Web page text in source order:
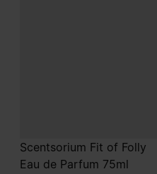
Scentsorium Fit of Folly
Eau de Parfum 75ml